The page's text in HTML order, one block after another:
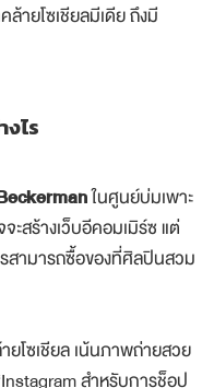
ายโซเชียลมีเดีย ถึงมี
ไร
ในศูนย์บ่มเพาะ
ะสร้างเว็บอีคอมเมิร์ซ แต่
สามารถซื้อของที่ศิลปินสวม
โซเชียล เน้นภาพถ่ายสวย
สำหรับการช็อป